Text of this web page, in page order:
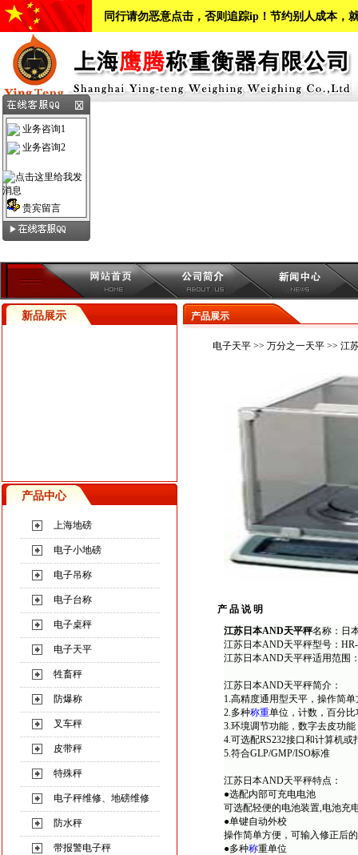
同行请勿恶意点击，否则追踪ip！节约别人成本，
新品展示
产品中心
上海地磅
电子小地磅
电子吊称
电子台称
电子桌秤
电子天平
牲畜秤
防爆称
叉车秤
皮带秤
特殊秤
电子秤维修、地磅维修
防水秤
带报警电子秤
产品展示
电子天平>> 万分之一天平>> 江
产 品 说 明
江苏日本AND天平秤名称： 日
江苏日本AND天平秤型号：
江苏日本AND天平秤适用范围
江苏日本AND天平秤简介：
1.高精度通用型天平，操作简
2.多种称重单位，计数，百分
3.环境调节功能，数字去皮功能
4.可选配RS232接口和计算机
5.符合GLP/GMP/ISO标准
江苏日本AND天平秤特点：
●选配内部可充电电池
可选配轻便的电池装置,电池充
●单键自动外校
操作简单方便，可输入修正后
●多种称重单位
业务咨询1
业务咨询2
贵宾留言